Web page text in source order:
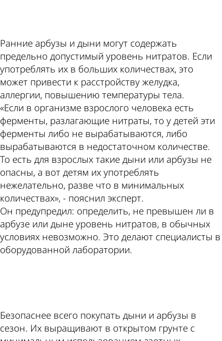
Ранние арбузы и дыни могут содержать
предельно допустимый уровень нитратов. Если
употреблять их в больших количествах, это
может привести к расстройству желудка,
аллергии, повышению температуры тела.
«Если в организме взрослого человека есть
ферменты, разлагающие нитраты, то у детей эти
ферменты либо не вырабатываются, либо
вырабатываются в недостаточном количестве.
То есть для взрослых такие дыни или арбузы не
опасны, а вот детям их употреблять
нежелательно, разве что в минимальных
количествах», - пояснил эксперт.
Он предупредил: определить, не превышен ли в
арбузе или дыне уровень нитратов, в обычных
условиях невозможно. Это делают специалисты в
оборудованной лаборатории.
Безопаснее всего покупать дыни и арбузы в
сезон. Их выращивают в открытом грунте с